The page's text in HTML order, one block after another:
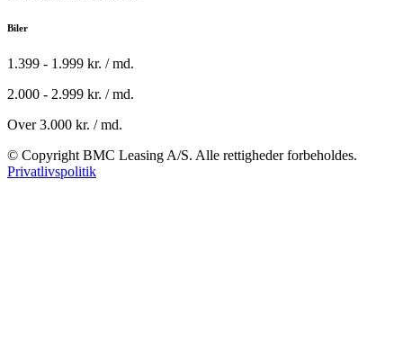
Biler
1.399 - 1.999 kr. / md.
2.000 - 2.999 kr. / md.
Over 3.000 kr. / md.
© Copyright BMC Leasing A/S. Alle rettigheder forbeholdes.
Privatlivspolitik